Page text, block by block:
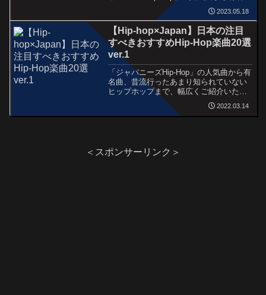
曲、昔流行ったあまり知られていないヒ
ップホップまで、幅広くご紹介いたしま
す。
2023.05.18
【Hip-hop×Japan】日本の注目
すべきおすすめHip-Hop楽曲20選
ver.1
「ジャパニーズHip-Hop」の人気曲から有
名曲、昔流行ったあまり知られていない
ヒップホップまで、幅広くご紹介いたし
2022.03.14
＜スポンサーリンク＞